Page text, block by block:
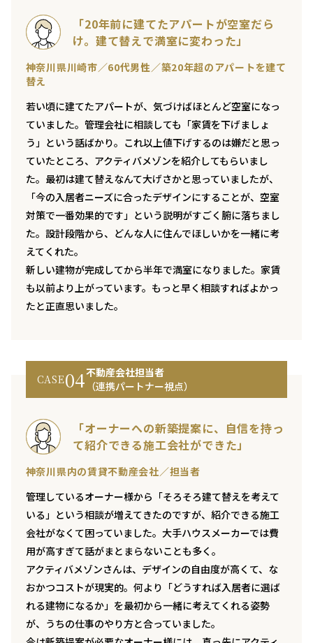
「20年前に建てたアパートが空室だら
け。建て替えで満室に変わった」
神奈川県川崎市／60代男性／築20年超のアパートを建て
替え
若い頃に建てたアパートが、気づけばほとんど空室になっ
ていました。管理会社に相談しても「家賃を下げましょ
う」という話ばかり。これ以上値下げするのは嫌だと思っ
ていたところ、アクティバメゾンを紹介してもらいまし
た。最初は建て替えなんて大げさかと思っていましたが、
「今の入居者ニーズに合ったデザインにすることが、空室
対策で一番効果的です」という説明がすごく腑に落ちまし
た。設計段階から、どんな人に住んでほしいかを一緒に考
えてくれた。
新しい建物が完成してから半年で満室になりました。家賃
も以前より上がっています。もっと早く相談すればよかっ
たと正直思いました。
CASE04不動産会社担当者
（連携パートナー視点）
「オーナーへの新築提案に、自信を持っ
て紹介できる施工会社ができた」
神奈川県内の賃貸不動産会社／担当者
管理しているオーナー様から「そろそろ建て替えを考えて
いる」という相談が増えてきたのですが、紹介できる施工
会社がなくて困っていました。大手ハウスメーカーでは費
用が高すぎて話がまとまらないことも多く。
アクティバメゾンさんは、デザインの自由度が高くて、な
おかつコストが現実的。何より「どうすれば入居者に選ば
れる建物になるか」を最初から一緒に考えてくれる姿勢
が、うちの仕事のやり方と合っていました。